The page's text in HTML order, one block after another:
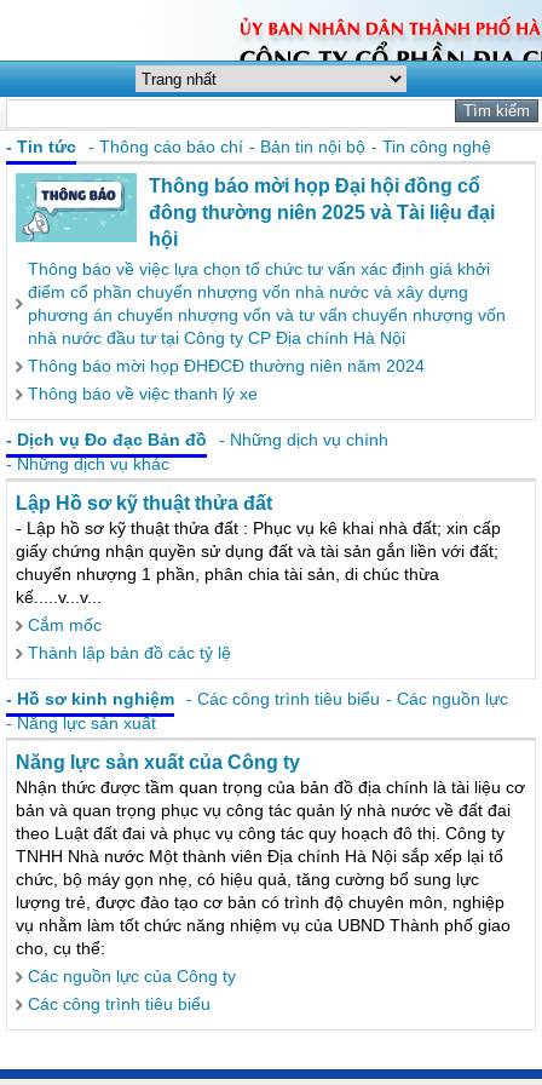
- Tin tức - Thông cáo báo chí - Bản tin nội bộ - Tin công nghệ
Thông báo mời họp Đại hội đồng cổ
đông thường niên 2025 và Tài liệu đại
hội
Thông báo về việc lựa chọn tổ chức tư vấn xác định giá khởi
điểm cổ phần chuyển nhượng vốn nhà nước và xây dựng
phương án chuyển nhượng vốn và tư vấn chuyển nhượng vốn
nhà nước đầu tư tại Công ty CP Địa chính Hà Nội
Thông báo mời họp ĐHĐCĐ thường niên năm 2024
Thông báo về việc thanh lý xe
- Dịch vụ Đo đạc Bản đồ
- Những dịch vụ chính
- Những dịch vụ khác
Lập Hồ sơ kỹ thuật thửa đất
- Lập hồ sơ kỹ thuật thửa đất : Phục vụ kê khai nhà đất; xin cấp
giấy chứng nhận quyền sử dụng đất và tài sản gắn liền với đất;
chuyển nhượng 1 phần, phân chia tài sản, di chúc thừa
kế.....v...v...
Cắm mốc
Thành lập bản đồ các tỷ lệ
- Hồ sơ kinh nghiệm - Các công trình tiêu biểu - Các nguồn lực
- Năng lực sản xuất
Năng lực sản xuất của Công ty
Nhận thức được tầm quan trọng của bản đồ địa chính là tài liệu cơ
bản và quan trọng phục vụ công tác quản lý nhà nước về đất đai
theo Luật đất đai và phục vụ công tác quy hoạch đô thị. Công ty
TNHH Nhà nước Một thành viên Địa chính Hà Nội sắp xếp lại tổ
chức, bộ máy gọn nhẹ, có hiệu quả, tăng cường bổ sung lực
lượng trẻ, được đào tạo cơ bản có trình độ chuyên môn, nghiệp
vụ nhằm làm tốt chức năng nhiệm vụ của UBND Thành phố giao
cho, cụ thể:
Các nguồn lực của Công ty
Các công trình tiêu biểu